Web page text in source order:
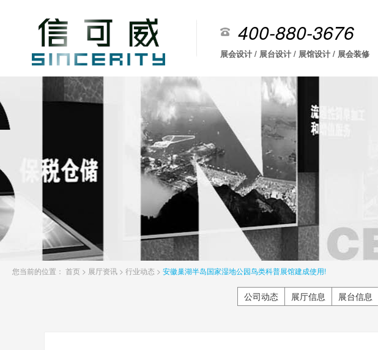
400-880-3676
展会设计 / 展台设计 / 展馆设计 / 展会装修
您当前的位置： 首页 > 展厅资讯 > 行业动态 > 安徽巢湖半岛国家湿地公园鸟类科普展馆建成使用!
公司动态 展厅信息 展台信息